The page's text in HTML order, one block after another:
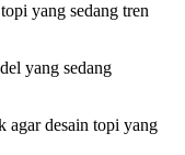
yang sedang tren
yang sedang
agar desain topi yang